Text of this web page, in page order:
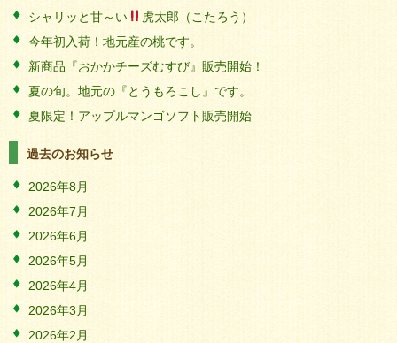
シャリッと甘～い
虎太郎（こたろう）
今年初入荷！地元産の桃です。
新商品『おかかチーズむすび』販売開始！
夏の旬。地元の『とうもろこし』です。
夏限定！アップルマンゴソフト販売開始
過去のお知らせ
2026年8月
2026年7月
2026年6月
2026年5月
2026年4月
2026年3月
2026年2月